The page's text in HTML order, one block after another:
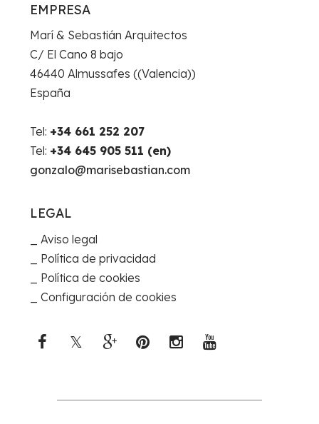
EMPRESA
Marí & Sebastián Arquitectos
C/ El Cano 8 bajo
46440 Almussafes ((Valencia))
España
Tel: +34 661 252 207
Tel: +34 645 905 511 (en)
gonzalo@marisebastian.com
LEGAL
Aviso legal
Política de privacidad
Política de cookies
Configuración de cookies